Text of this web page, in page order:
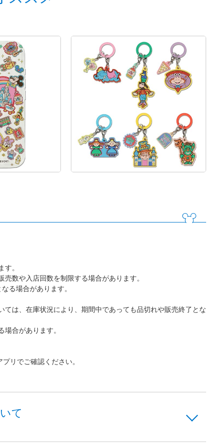
。
数や入店回数を制限する場合があります。
る場合があります。
は、在庫状況により、期間中であっても品切れや販売終了とな
合があります。
リでご確認ください。
て